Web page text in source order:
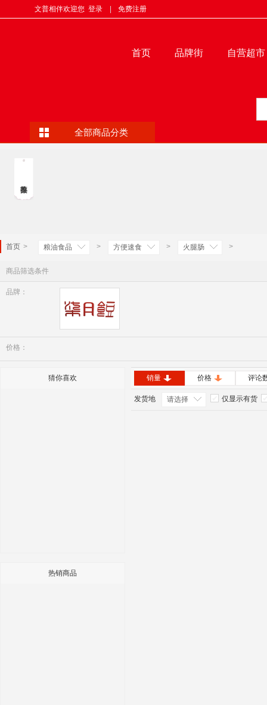
文普相伴欢迎您 登录 免费注册
首页 品牌街 自营超市
全部商品分类
首页 > 粮油食品 > 方便速食 > 火腿肠 >
商品筛选条件
品牌：
价格：
猜你喜欢
热销商品
销量 价格 评论
发货地 请选择 仅显示有货